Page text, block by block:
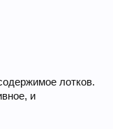
лотков.
и